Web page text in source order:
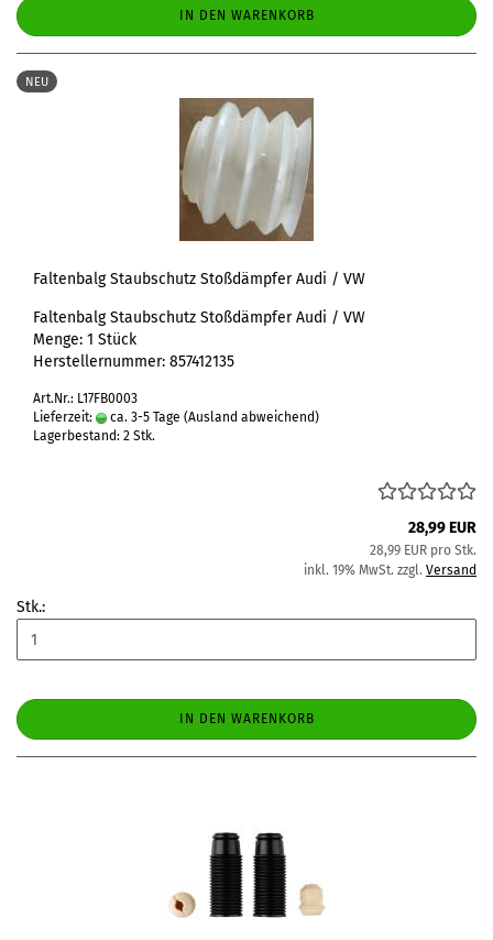
IN DEN WARENKORB
NEU
Faltenbalg Staubschutz Stoßdämpfer Audi / VW
Faltenbalg Staubschutz Stoßdämpfer Audi / VW
Menge: 1 Stück
Herstellernummer: 857412135
Art.Nr.: L17FB0003
Lieferzeit:
ca. 3-5 Tage (Ausland abweichend)
Lagerbestand: 2 Stk.
28,99 EUR
28,99 EUR pro Stk.
inkl. 19% MwSt. zzgl. Versand
Stk.:
IN DEN WARENKORB